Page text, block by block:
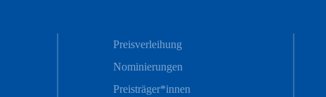
Preisverleihung
Nominierungen
Preisträger*innen